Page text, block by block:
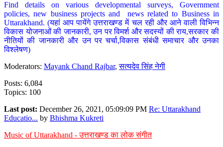
Find details on various developmental surveys, Government
policies, new business projects and news related to Business in
Uttarakhand. (यहां आप पायेंगे उत्तराखण्ड में चल रही और आने वाली विभिन्न
विकास योजनाओं की जानकारी, उन पर विमर्श और सदस्यों की राय,सरकार की
नीतियों की जानकारी और उन पर चर्चा,विकास संबंधी समाचार और उनका
विश्लेषण)
Moderators: Mayank Chand Rajbar,सत्यदेव सिंह नेगी
Posts: 6,084
Topics: 100
Last post: December 26, 2021, 05:09:09 PM Re: Uttarakhand
Educatio... by Bhishma Kukreti
Music of Uttarakhand - उत्तराखण्ड का लोक संगीत